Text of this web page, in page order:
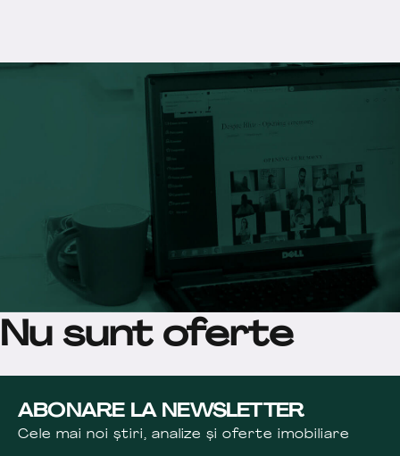
Nu sunt oferte
ABONARE LA NEWSLETTER
Cele mai noi știri, analize și oferte imobiliare